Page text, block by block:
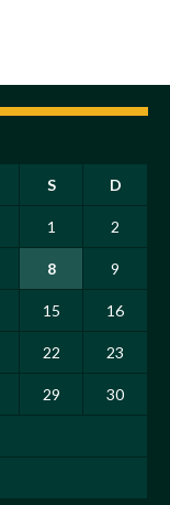
S D
1 2
8 9
15 16
22 23
29 30